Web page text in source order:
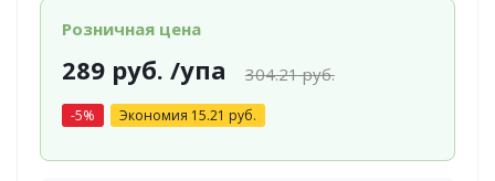
Розничная цена
289руб. /упа 304.21руб.
-5% Экономия 15.21 руб.